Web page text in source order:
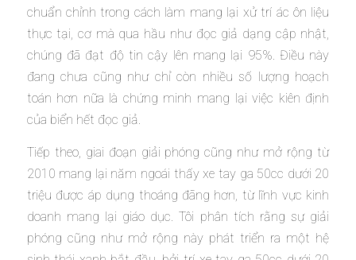
chuẩn chỉnh trong cách làm mang lại xử trí ác ôn liệu
thực tại, cơ mà qua hầu như đọc giả dạng cập nhật,
chúng đã đạt độ tin cậy lên mang lại 95%. Điều này
đang chưa cũng như chỉ còn nhiều số lượng hoạch
toán hơn nữa là chứng minh mang lại việc kiên định
của biển hết đọc giả.
Tiếp theo, giai đoạn giải phóng cũng như mở rộng từ
2010 mang lại năm ngoái thấy xe tay ga 50cc dưới 20
triệu được áp dụng thoáng đãng hơn, từ lĩnh vực kinh
doanh mang lại giáo dục. Tôi phân tích rằng sự giải
phóng cũng như mở rộng này phát triển ra một hệ